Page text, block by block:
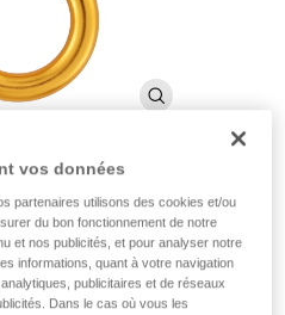
vos données
partenaires utilisons des cookies et/ou
du bon fonctionnement de notre
et nos publicités, et pour analyser notre
informations, quant à votre navigation
publicitaires et de réseaux
Dans le cas où vous les